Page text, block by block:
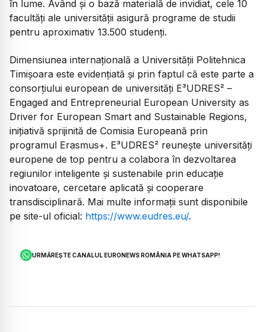
în lume. Având și o bază materială de invidiat, cele 10
facultăţi ale universităţii asigură programe de studii
pentru aproximativ 13.500 studenţi.
Dimensiunea internațională a Universității Politehnica
Timișoara este evidențiată și prin faptul că este parte a
consorțiului european de universități E³UDRES² –
Engaged and Entrepreneurial European University as
Driver for European Smart and Sustainable Regions,
inițiativă sprijinită de Comisia Europeană prin
programul Erasmus+. E³UDRES² reunește universități
europene de top pentru a colabora în dezvoltarea
regiunilor inteligente și sustenabile prin educație
inovatoare, cercetare aplicată și cooperare
transdisciplinară. Mai multe informații sunt disponibile
pe site-ul oficial: https://www.eudres.eu/.
URMĂREȘTE CANALUL EURONEWS ROMÂNIA PE WHATSAPP!